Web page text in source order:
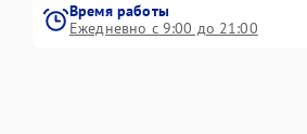
Время работы
Ежедневно с 9:00 до 21:00